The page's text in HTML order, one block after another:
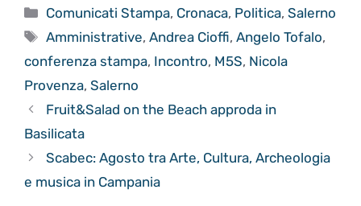
Categorie
Comunicati Stampa, Cronaca, Politica,Salerno
Tag
Amministrative,Andrea Cioffi,Angelo Tofalo,
conferenza stampa, Incontro, M5S, Nicola
Provenza, Salerno
Fruit&Salad on the Beach approda in
Basilicata
Scabec: Agosto tra Arte, Cultura, Archeologia
e musica in Campania